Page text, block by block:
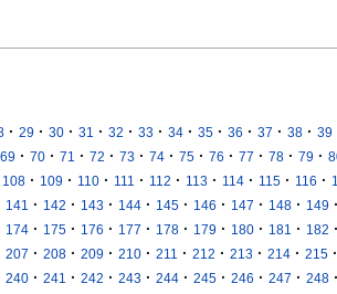
· 29 · 30 · 31 · 32 · 33 · 34 · 35 · 36 · 37 · 38 · 39
69 · 70 · 71 · 72 · 73 · 74 · 75 · 76 · 77 · 78 · 79 ·
108 · 109 · 110 · 111 · 112 · 113 · 114 · 115 · 116 ·
141 · 142 · 143 · 144 · 145 · 146 · 147 · 148 · 149 ·
174 · 175 · 176 · 177 · 178 · 179 · 180 · 181 · 182 ·
207 · 208 · 209 · 210 · 211 · 212 · 213 · 214 · 215 ·
240 · 241 · 242 · 243 · 244 · 245 · 246 · 247 · 248 ·